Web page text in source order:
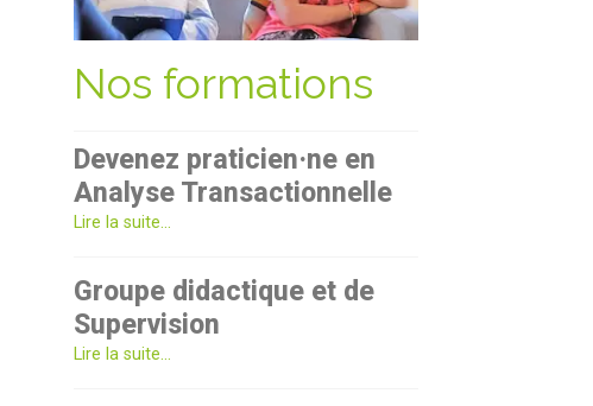
Nos formations
Devenez praticien·ne en
Analyse Transactionnelle
Lire la suite...
Groupe didactique et de
Supervision
Lire la suite...